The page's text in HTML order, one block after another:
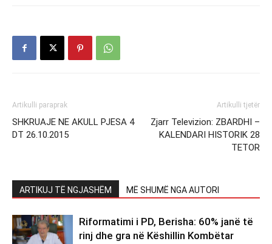
Artikulli paraprak
SHKRUAJE NE AKULL PJESA 4
DT 26.10.2015
Artikulli tjetër
Zjarr Televizion: ZBARDHI –
KALENDARI HISTORIK 28
TETOR
ARTIKUJ TË NGJASHËM MË SHUMË NGA AUTORI
Riformatimi i PD, Berisha: 60% janë të
rinj dhe gra në Këshillin Kombëtar